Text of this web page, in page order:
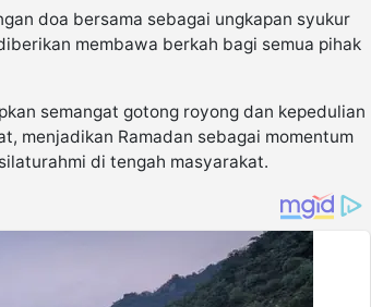
doa bersama sebagai ungkapan syukur
membawa berkah bagi semua pihak
semangat gotong royong dan kepedulian
menjadikan Ramadan sebagai momentum
di tengah masyarakat.